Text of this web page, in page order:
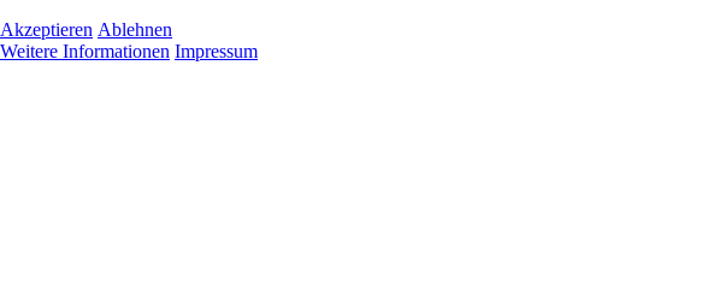
Akzeptieren Ablehnen
Weitere Informationen Impressum